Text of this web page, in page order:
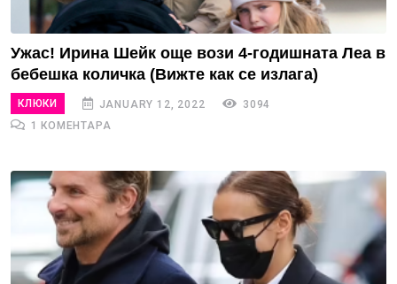
Ужас! Ирина Шейк още вози 4-годишната Леа в
бебешка количка (Вижте как се излага)
КЛЮКИ JANUARY 12, 2022
3094
1 КОМЕНТАРА